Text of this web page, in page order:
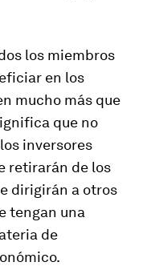
los miembros
en los
mucho más que
que no
inversores
retirarán de los
dirigirán a otros
tengan una
de